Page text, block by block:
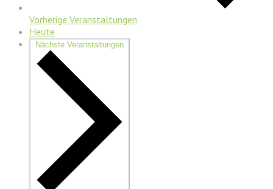
Vorherige Veranstaltungen
Heute
Nächste Veranstaltungen